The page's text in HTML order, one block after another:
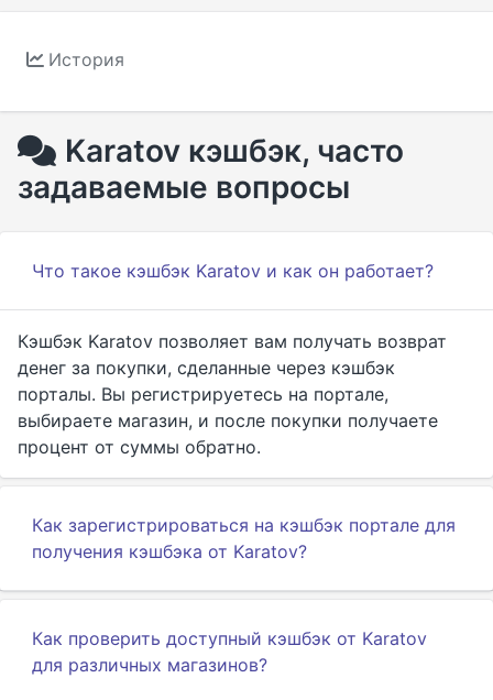
История
Karatov кэшбэк, часто
задаваемые вопросы
Что такое кэшбэк Karatov и как он работает?
Кэшбэк Karatov позволяет вам получать возврат
денег за покупки, сделанные через кэшбэк
порталы. Вы регистрируетесь на портале,
выбираете магазин, и после покупки получаете
процент от суммы обратно.
Как зарегистрироваться на кэшбэк портале для
получения кэшбэка от Karatov?
Как проверить доступный кэшбэк от Karatov
для различных магазинов?